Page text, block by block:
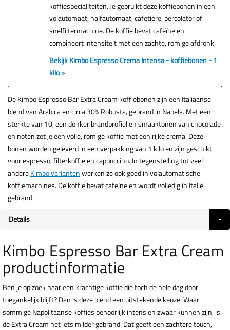
koffiespecialiteiten. Je gebruikt deze koffiebonen in een
volautomaat, halfautomaat, cafetière, percolator of
snelfiltermachine. De koffie bevat cafeïne en
combineert intensiteit met een zachte, romige afdronk.
Bekijk Kimbo Espresso Crema Intensa - koffiebonen - 1
kilo »
De Kimbo Espresso Bar Extra Cream koffiebonen zijn een Italiaanse
blend van Arabica en circa 30% Robusta, gebrand in Napels. Met een
sterkte van 10, een donker brandprofiel en smaaktonen van chocolade
en noten zet je een volle, romige koffie met een rijke crema. Deze
bonen worden geleverd in een verpakking van 1 kilo en zijn geschikt
voor espresso, filterkoffie en cappuccino. In tegenstelling tot veel
andereKimbo variantenwerken ze ook goed in volautomatische
koffiemachines. De koffie bevat cafeïne en wordt volledig in Italië
gebrand.
Details
Kimbo Espresso Bar Extra Cream
productinformatie
Ben je op zoek naar een krachtige koffie die toch de hele dag door
toegankelijk blijft? Dan is deze blend een uitstekende keuze. Waar
sommige Napolitaanse koffies behoorlijk intens en zwaar kunnen zijn, is
de Extra Cream net iets milder gebrand. Dat geeft een zachtere touch,